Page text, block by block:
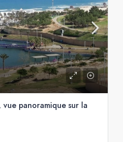
panoramique sur la